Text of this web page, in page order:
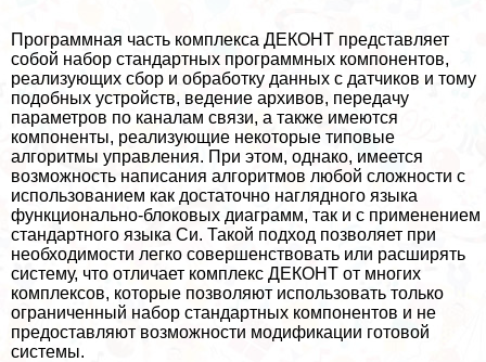
Программная часть комплекса ДЕКОНТ представляет
собой набор стандартных программных компонентов,
реализующих сбор и обработку данных с датчиков и тому
подобных устройств, ведение архивов, передачу
параметров по каналам связи, а также имеются
компоненты, реализующие некоторые типовые
алгоритмы управления. При этом, однако, имеется
возможность написания алгоритмов любой сложности с
использованием как достаточно наглядного языка
функционально-блоковых диаграмм, так и с применением
стандартного языка Си. Такой подход позволяет при
необходимости легко совершенствовать или расширять
систему, что отличает комплекс ДЕКОНТ от многих
комплексов, которые позволяют использовать только
ограниченный набор стандартных компонентов и не
предоставляют возможности модификации готовой
системы.